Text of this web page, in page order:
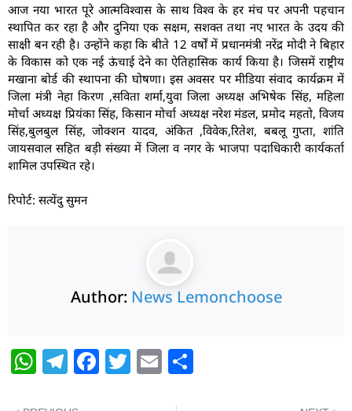
आज नया भारत पूरे आत्मविश्वास के साथ विश्व के हर मंच पर अपनी पहचान
स्थापित कर रहा है और दुनिया एक सक्षम, सशक्त तथा नए भारत के उदय की
साक्षी बन रही है। उन्होंने कहा कि बीते 12 वर्षों में प्रधानमंत्री नरेंद्र मोदी ने बिहार
के विकास को एक नई ऊंचाई देने का ऐतिहासिक कार्य किया है। जिसमें राष्ट्रीय
मखाना बोर्ड की स्थापना की घोषणा। इस अवसर पर मीडिया संवाद कार्यक्रम में
जिला मंत्री नेहा किरण ,सविता शर्मा,युवा जिला अध्यक्ष अभिषेक सिंह, महिला
मोर्चा अध्यक्ष प्रियंका सिंह, किसान मोर्चा अध्यक्ष नरेश मंडल, प्रमोद महतो, विजय
सिंह,बुलबुल सिंह, जोक्शन यादव, अंकित ,विवेक,रितेश, बबलू गुप्ता, शांति
जायसवाल सहित बड़ी संख्या में जिला व नगर के भाजपा पदाधिकारी कार्यकर्ता
शामिल उपस्थित रहे।
रिपोर्ट: सत्येंदु सुमन
Author: News Lemonchoose
W T F T E